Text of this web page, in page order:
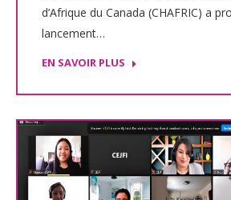
d’Afrique du Canada (CHAFRIC) a
lancement…
EN SAVOIR PLUS